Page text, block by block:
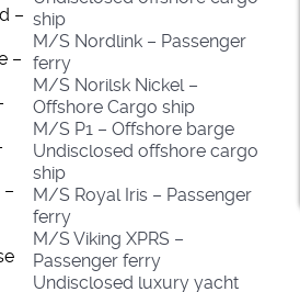
–
–
ship
M/S Nordlink – Passenger
ferry
M/S Norilsk Nickel –
Offshore Cargo ship
M/S P1 – Offshore barge
Undisclosed offshore cargo
ship
M/S Royal Iris – Passenger
ferry
M/S Viking XPRS –
Passenger ferry
Undisclosed luxury yacht